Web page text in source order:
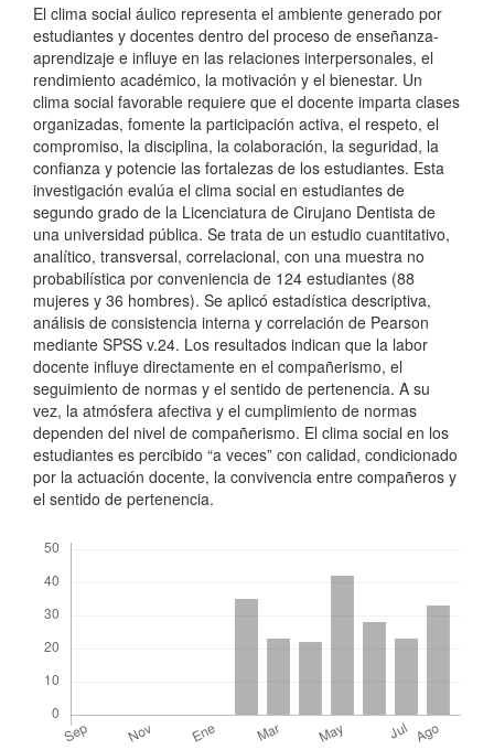
El clima social áulico representa el ambiente generado por
estudiantes y docentes dentro del proceso de enseñanza-
aprendizaje e influye en las relaciones interpersonales, el
rendimiento académico, la motivación y el bienestar. Un
clima social favorable requiere que el docente imparta clases
organizadas, fomente la participación activa, el respeto, el
compromiso, la disciplina, la colaboración, la seguridad, la
confianza y potencie las fortalezas de los estudiantes. Esta
investigación evalúa el clima social en estudiantes de
segundo grado de la Licenciatura de Cirujano Dentista de
una universidad pública. Se trata de un estudio cuantitativo,
analítico, transversal, correlacional, con una muestra no
probabilística por conveniencia de 124 estudiantes (88
mujeres y 36 hombres). Se aplicó estadística descriptiva,
análisis de consistencia interna y correlación de Pearson
mediante SPSS v.24. Los resultados indican que la labor
docente influye directamente en el compañerismo, el
seguimiento de normas y el sentido de pertenencia. A su
vez, la atmósfera afectiva y el cumplimiento de normas
dependen del nivel de compañerismo. El clima social en los
estudiantes es percibido “a veces” con calidad, condicionado
por la actuación docente, la convivencia entre compañeros y
el sentido de pertenencia.